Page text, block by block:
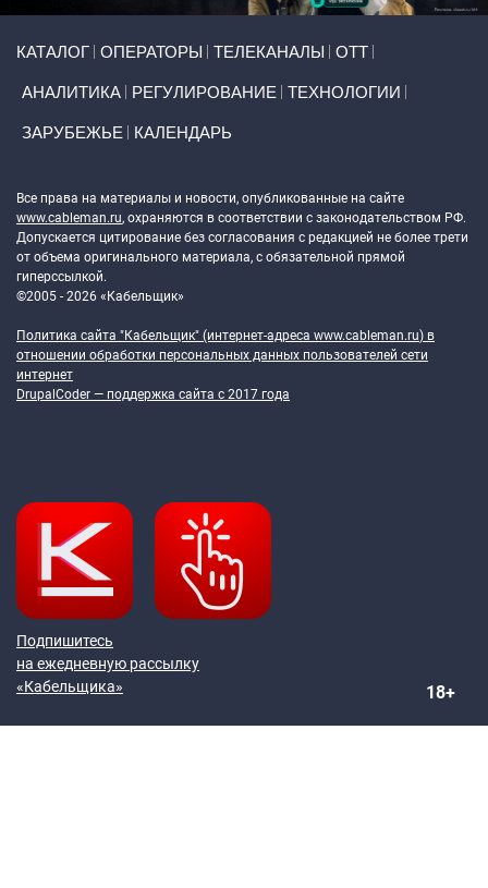
КАТАЛОГ ОПЕРАТОРЫ ТЕЛЕКАНАЛЫ ОТТ
АНАЛИТИКА РЕГУЛИРОВАНИЕ ТЕХНОЛОГИИ
ЗАРУБЕЖЬЕ КАЛЕНДАРЬ
Все права на материалы и новости, опубликованные на сайте
www.cableman.ru, охраняются в соответствии с законодательством РФ.
Допускается цитирование без согласования с редакцией не более трети
от объема оригинального материала, с обязательной прямой
гиперссылкой.
©2005 - 2026 «Кабельщик»
Политика сайта "Кабельщик" (интернет-адреса www.cableman.ru) в
отношении обработки персональных данных пользователей сети
интернет
DrupalCoder — поддержка сайта c 2017 года
Подпишитесь
на ежедневную рассылку
«Кабельщика»